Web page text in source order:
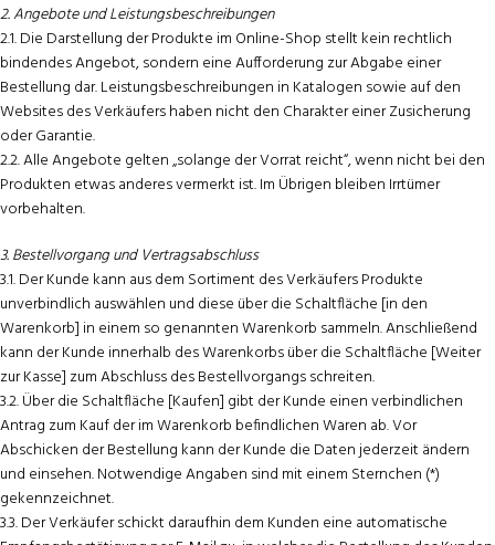
2. Angebote und Leistungsbeschreibungen
2.1. Die Darstellung der Produkte im Online-Shop stellt kein rechtlich
bindendes Angebot, sondern eine Aufforderung zur Abgabe einer
Bestellung dar. Leistungsbeschreibungen in Katalogen sowie auf den
Websites des Verkäufers haben nicht den Charakter einer Zusicherung
oder Garantie.
2.2. Alle Angebote gelten „solange der Vorrat reicht“, wenn nicht bei den
Produkten etwas anderes vermerkt ist. Im Übrigen bleiben Irrtümer
vorbehalten.
3. Bestellvorgang und Vertragsabschluss
3.1. Der Kunde kann aus dem Sortiment des Verkäufers Produkte
unverbindlich auswählen und diese über die Schaltfläche [in den
Warenkorb] in einem so genannten Warenkorb sammeln. Anschließend
kann der Kunde innerhalb des Warenkorbs über die Schaltfläche [Weiter
zur Kasse] zum Abschluss des Bestellvorgangs schreiten.
3.2. Über die Schaltfläche [Kaufen] gibt der Kunde einen verbindlichen
Antrag zum Kauf der im Warenkorb befindlichen Waren ab. Vor
Abschicken der Bestellung kann der Kunde die Daten jederzeit ändern
und einsehen. Notwendige Angaben sind mit einem Sternchen (*)
gekennzeichnet.
3.3. Der Verkäufer schickt daraufhin dem Kunden eine automatische